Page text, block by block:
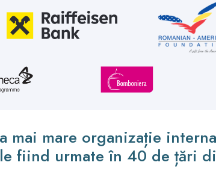
mai mare organizație
fiind urmate în 40 de țări